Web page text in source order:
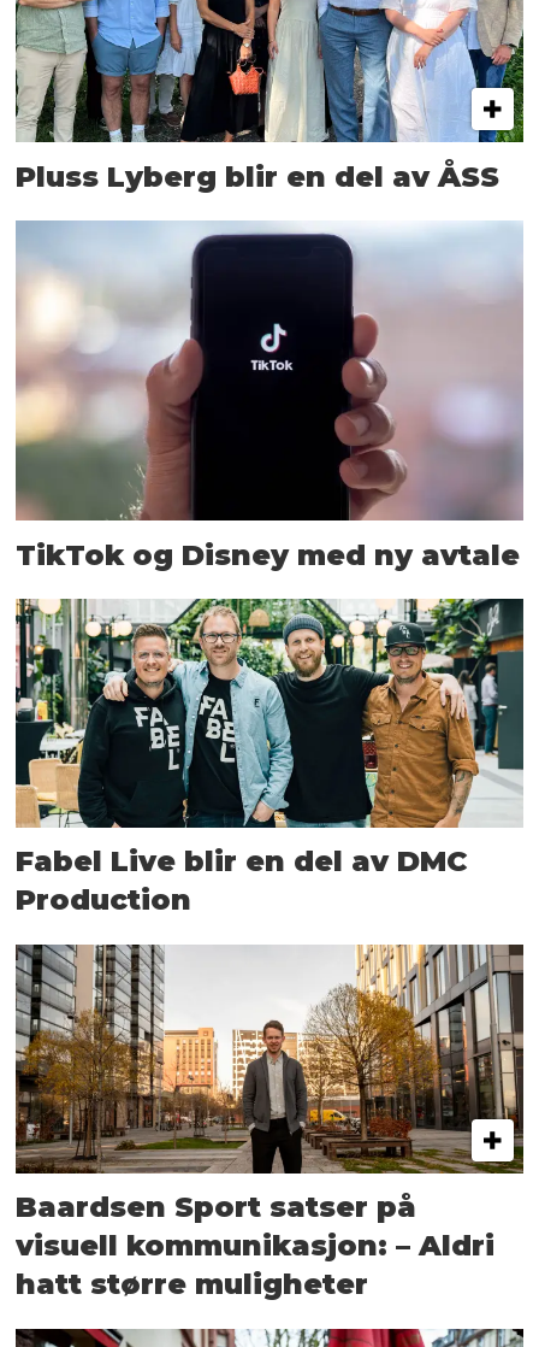
Pluss Lyberg blir en del av ÅSS
TikTok og Disney med ny avtale
Fabel Live blir en del av DMC
Production
Baardsen Sport satser på
visuell kommunikasjon: – Aldri
hatt større muligheter